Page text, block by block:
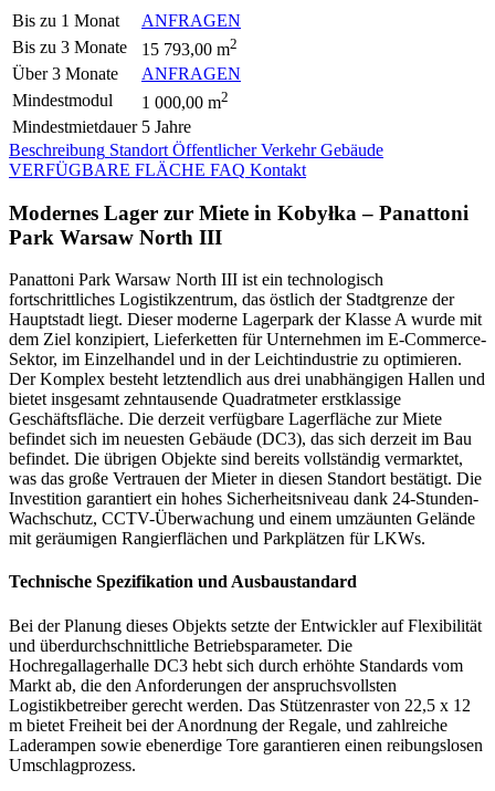
Bis zu 1 Monat
ANFRAGEN
Bis zu 3 Monate
15 793,00 m2
Über 3 Monate
ANFRAGEN
Mindestmodul
1 000,00 m2
Mindestmietdauer 5 Jahre
Beschreibung Standort Öffentlicher Verkehr Gebäude
VERFÜGBARE FLÄCHE FAQ Kontakt
Modernes Lager zur Miete in Kobyłka – Panattoni
Park Warsaw North III
Panattoni Park Warsaw North III ist ein technologisch
fortschrittliches Logistikzentrum, das östlich der Stadtgrenze der
Hauptstadt liegt. Dieser moderne Lagerpark der Klasse A wurde mit
dem Ziel konzipiert, Lieferketten für Unternehmen im E-Commerce-
Sektor, im Einzelhandel und in der Leichtindustrie zu optimieren.
Der Komplex besteht letztendlich aus drei unabhängigen Hallen und
bietet insgesamt zehntausende Quadratmeter erstklassige
Geschäftsfläche. Die derzeit verfügbare Lagerfläche zur Miete
befindet sich im neuesten Gebäude (DC3), das sich derzeit im Bau
befindet. Die übrigen Objekte sind bereits vollständig vermarktet,
was das große Vertrauen der Mieter in diesen Standort bestätigt. Die
Investition garantiert ein hohes Sicherheitsniveau dank 24-Stunden-
Wachschutz, CCTV-Überwachung und einem umzäunten Gelände
mit geräumigen Rangierflächen und Parkplätzen für LKWs.
Technische Spezifikation und Ausbaustandard
Bei der Planung dieses Objekts setzte der Entwickler auf Flexibilität
und überdurchschnittliche Betriebsparameter. Die
Hochregallagerhalle DC3 hebt sich durch erhöhte Standards vom
Markt ab, die den Anforderungen der anspruchsvollsten
Logistikbetreiber gerecht werden. Das Stützenraster von 22,5 x 12
m bietet Freiheit bei der Anordnung der Regale, und zahlreiche
Laderampen sowie ebenerdige Tore garantieren einen reibungslosen
Umschlagprozess.